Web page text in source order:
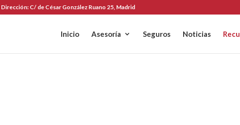
Dirección: C/ de César González Ruano 25, Madrid
Inicio Asesoría Seguros Noticias